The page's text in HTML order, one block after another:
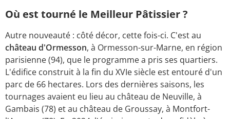
Où est tourné le Meilleur Pâtissier ?
Autre nouveauté : côté décor, cette fois-ci. C'est au
château d'Ormesson, à Ormesson-sur-Marne, en région
parisienne (94), que le programme a pris ses quartiers.
L'édifice construit à la fin du XVIe siècle est entouré d'un
parc de 66 hectares. Lors des dernières saisons, les
tournages avaient eu lieu au château de Neuville, à
Gambais (78) et au château de Groussay, à Montfort-